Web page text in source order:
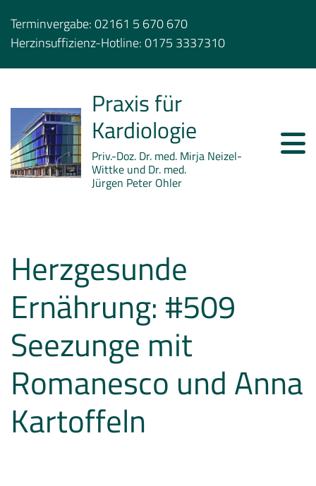
Terminvergabe:02161 5 670 670
Herzinsuffizienz-Hotline:0175 3337310
Praxis für
Kardiologie
Priv.-Doz. Dr. med. Mirja Neizel-
Wittke und Dr. med.
Jürgen Peter Ohler
Herzgesunde
Ernährung: #509
Seezunge mit
Romanesco und Anna
Kartoffeln